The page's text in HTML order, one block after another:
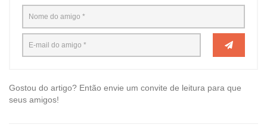
Gostou do artigo? Então envie um convite de leitura para que
seus amigos!